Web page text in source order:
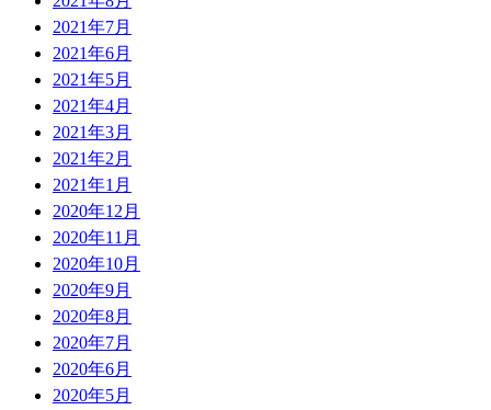
2021年7月
2021年6月
2021年5月
2021年4月
2021年3月
2021年2月
2021年1月
2020年12月
2020年11月
2020年10月
2020年9月
2020年8月
2020年7月
2020年6月
2020年5月